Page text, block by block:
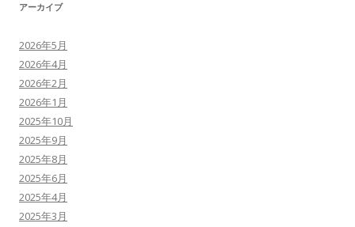
アーカイブ
2026年5月
2026年4月
2026年2月
2026年1月
2025年10月
2025年9月
2025年8月
2025年6月
2025年4月
2025年3月